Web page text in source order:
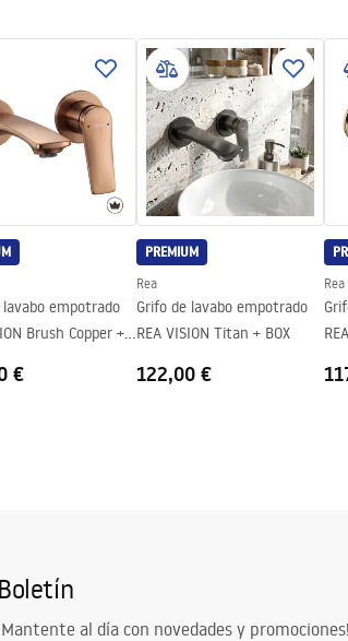
mm
cerámica
105
mm
1/2 pulgada
incluido
tiene
no aplicable
5 años
Condiciones de garantía
Warranty_Terms_and_Conditions_
Faucets_-_5.pdf
lavabo empotrado
Brush Copper +
€
PREMIUM
Rea
Grifo de lavabo empotrado
REA VISION Titan + BOX
122,00 €
Rea
Boletín
al día con novedades y promociones!